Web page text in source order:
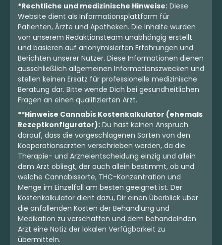
*Rechtliche und medizinische Hinweise: Diese
Website dient als Informationsplattform für
Patienten, Ärzte und Apotheken. Die Inhalte wurden
von unserem Redaktionsteam unabhängig erstellt
und basieren auf anonymisierten Erfahrungen und
Berichten unserer Nutzer. Diese Informationen dienen
ausschließlich allgemeinen Informationszwecken und
stellen keinen Ersatz für professionelle medizinische
Beratung dar. Bitte wende Dich bei gesundheitlichen
Fragen an einen qualifizierten Arzt.
**Hinweise Cannabis Kostenkalkulator (ehemals
Rezeptkonfigurator): Du hast keinen Anspruch
darauf, dass die vorgeschlagenen Sorten von den
Kooperationsärzten verschrieben werden, da die
Therapie- und Arzneientscheidung einzig und allein
dem Arzt obliegt, der auch allein bestimmt, ob und
welche Cannabissorte, THC-Konzentration und
Menge im Einzelfall am besten geeignet ist. Der
Kostenkalkulator dient dazu, Dir einen Überblick über
die anfallenden Kosten der Behandlung und
Medikation zu verschaffen und dem behandelnden
Arzt eine Notiz der lokalen Verfügbarkeit zu
übermitteln.